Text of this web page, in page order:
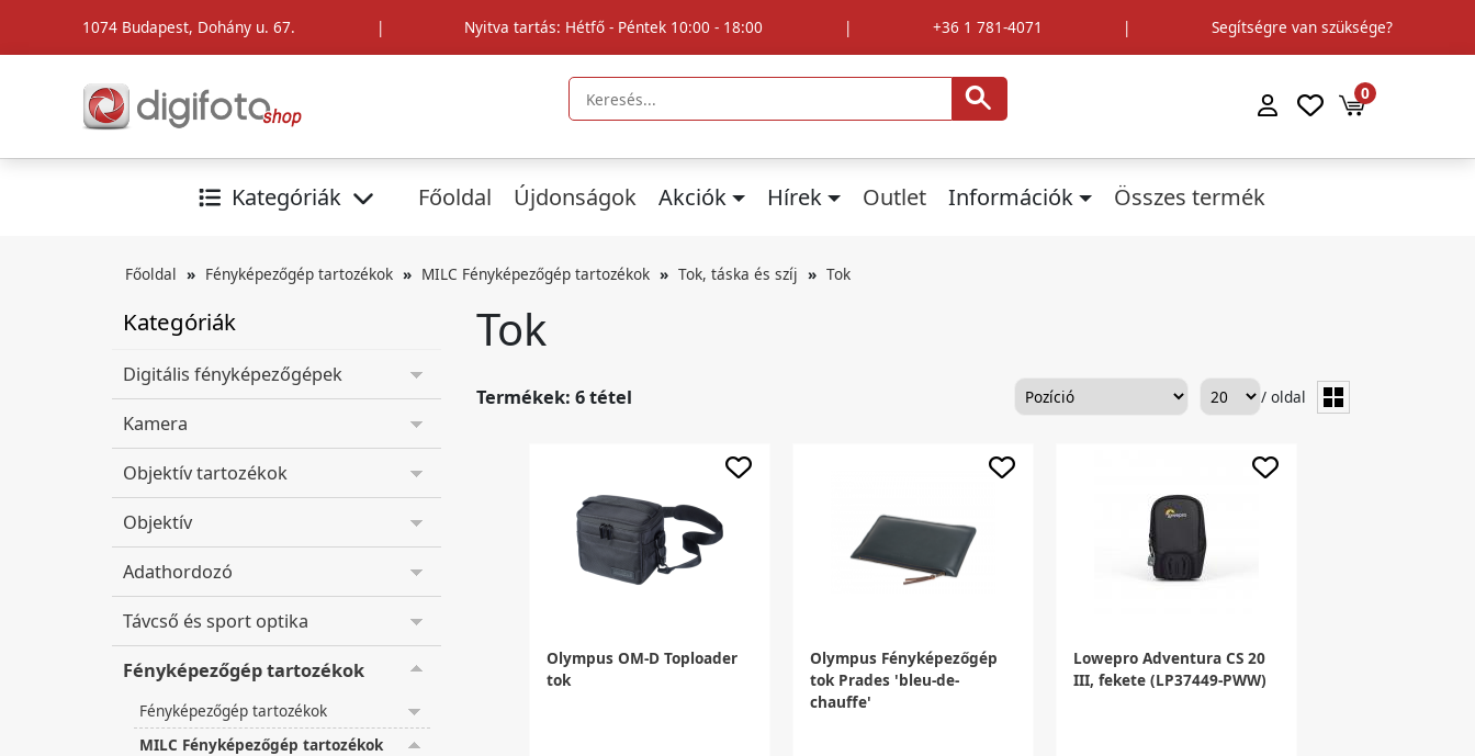
1074 Budapest, Dohány u. 67. | Nyitva tartás: Hétfő - Péntek 10:00 - 18:00 | +36 1 781-4071 | Segítségre van szüksége?
0
Kategóriák Főoldal Újdonságok Akciók Hírek Outlet Információk Összes termék
Főoldal Fényképezőgép tartozékok MILC Fényképezőgép tartozékok Tok, táska és szíj Tok
Kategóriák
Digitális fényképezőgépek
Kamera
Objektív tartozékok
Objektív
Adathordozó
Távcső és sport optika
Fényképezőgép tartozékok
Fényképezőgép tartozékok
MILC Fényképezőgép tartozékok
Tok
Termékek: 6 tétel / oldal
Olympus OM-D Toploader
tok
Olympus Fényképezőgép
tok Prades 'bleu-de-
chauffe'
Lowepro Adventura CS 20
III, fekete (LP37449-PWW)